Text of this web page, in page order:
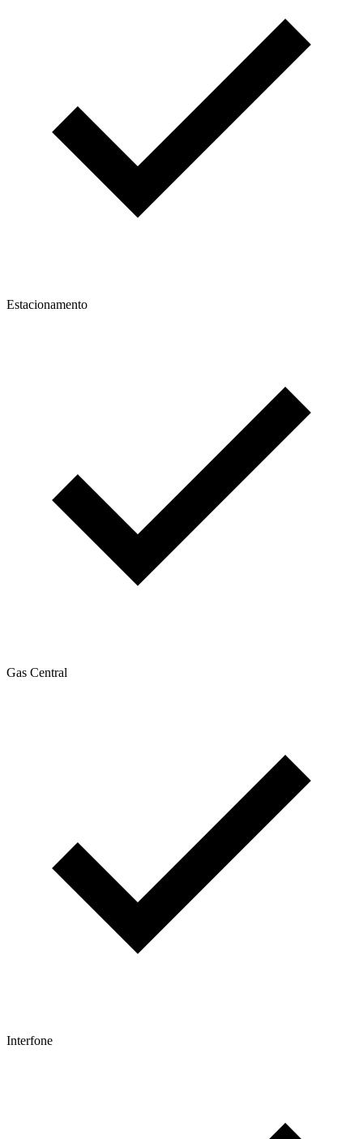
Estacionamento
Gas Central
Interfone